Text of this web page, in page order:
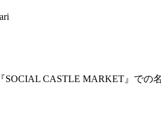
CASTLE MARKET』での